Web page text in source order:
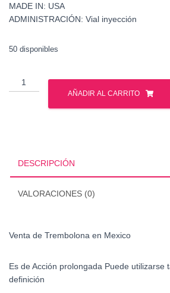
MADE IN: USA
ADMINISTRACIÓN: Vial inyección
50 disponibles
Venta
de
Trembolona
AÑADIR AL CARRITO
DESCRIPCIÓN
VALORACIONES (0)
Venta de Trembolona en Mexico
Es de Acción prolongada Puede utilizarse
definición